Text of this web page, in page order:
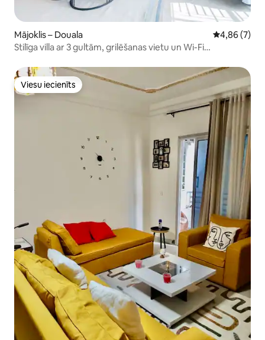
Mājoklis – Douala Vidējais
4,86 (7)
Stilīga villa ar 3 gultām, grilēšanas vietu un Wi-Fi
Viesu iecienīts
Viesu iecienīts